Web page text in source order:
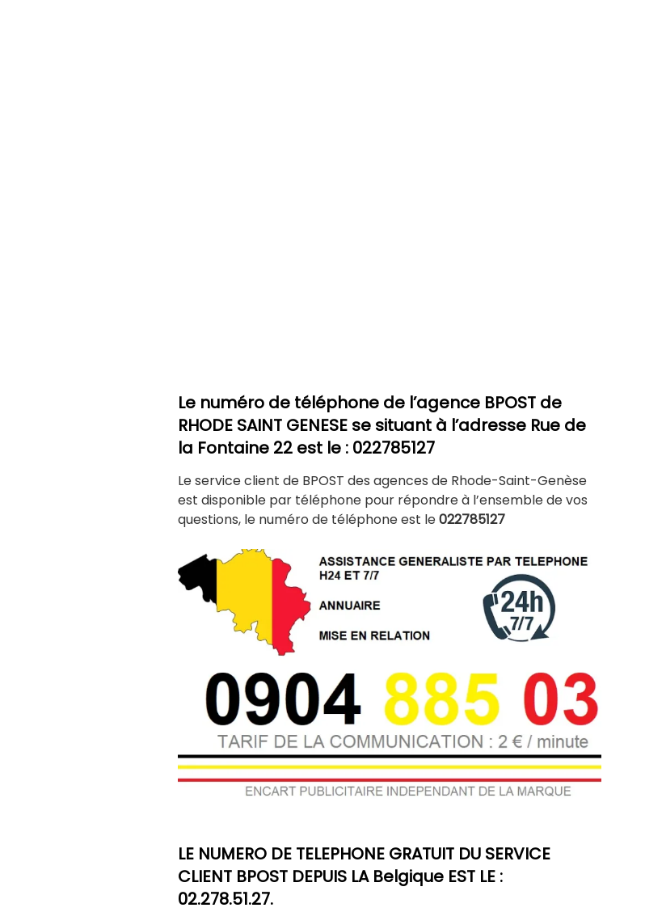
Le numéro de téléphone de l’agence BPOST de
RHODE SAINT GENESE se situant à l’adresse Rue de
la Fontaine 22 est le : 022785127
Le service client de BPOST des agences de Rhode-Saint-Genèse
est disponible par téléphone pour répondre à l’ensemble de vos
questions, le numéro de téléphone est le022785127
LE NUMERO DE TELEPHONE GRATUIT DU SERVICE
CLIENT BPOST DEPUIS LA Belgique EST LE :
02.278.51.27.